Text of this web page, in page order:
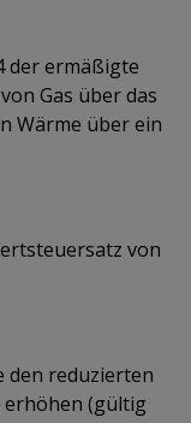
der ermäßigte
Gas über das
Wärme über ein
von
den reduzierten
erhöhen (gültig